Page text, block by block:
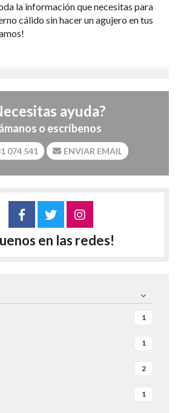
la información que necesitas para
cálido sin hacer un agujero en tus
ayuda?
o escríbenos
074 541 ENVIAR EMAIL
en las redes!
1
1
2
1